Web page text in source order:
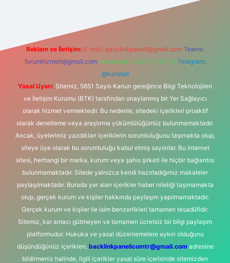
Reklam ve İletişim: E-mail: backlinkpaneli@gmail.com Teams:
forumhizmeti@gmail.com Whatsapp: 0262 606 0 726 Telegram:
@karabul
Yasal Uyarı: Sitemiz, 5651 Sayılı Kanun gereğince Bilgi Teknolojileri
ve İletişim Kurumu (BTK) tarafından onaylanmış bir Yer Sağlayıcı
olarak hizmet vermektedir. Bu nedenle, sitedeki içerikleri proaktif
olarak denetleme veya araştırma yükümlülüğümüz bulunmamaktadır.
Ancak, üyelerimiz yazdıkları içeriklerin sorumluluğunu taşımakta olup,
siteye üye olarak bu sorumluluğu kabul etmiş sayılırlar. Bu internet
sitesi, herhangi bir marka, kurum veya şahıs şirketi ile hiçbir bağlantısı
bulunmamaktadır. Sitede yalnızca kendi hazırladığımız makaleler
paylaşılmaktadır. Burada yer alan içerikler haber niteliği taşımamakta
olup, gerçek kurum ve kişiler hakkında paylaşım yapılmamaktadır.
Gerçek kurum ve kişiler ile isim benzerlikleri tamamen tesadüfidir.
Sitemiz, kar amacı gütmeyen ve tamamen ücretsiz bir bilgi paylaşım
platformudur. Hukuka ve yasal düzenlemelere aykırı olduğunu
düşündüğünüz içerikleri, backlinkpanelicomtr@gmail.comadresine
bildirmeniz halinde, ilgili içerikler yasal süre içerisinde sitemizden